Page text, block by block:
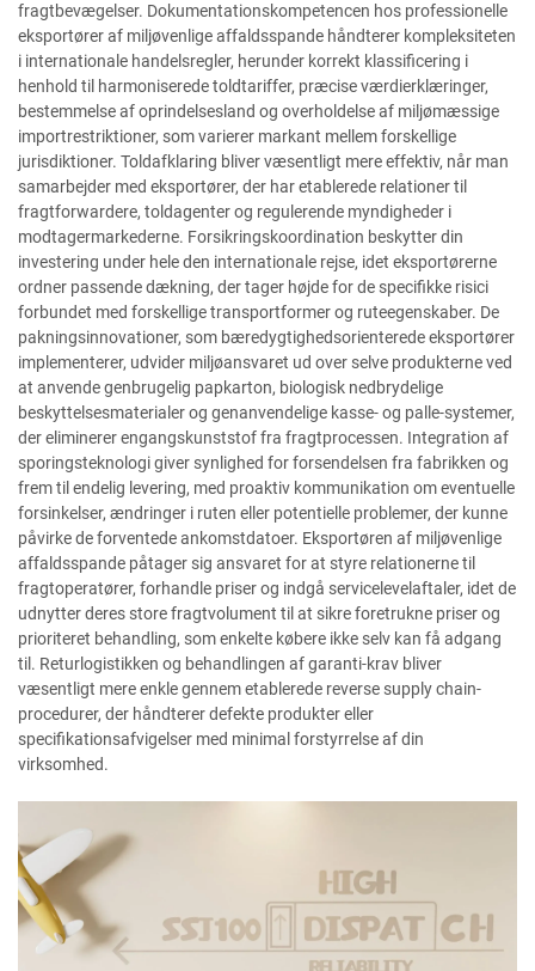
fragtbevægelser. Dokumentationskompetencen hos professionelle
eksportører af miljøvenlige affaldsspande håndterer kompleksiteten
i internationale handelsregler, herunder korrekt klassificering i
henhold til harmoniserede toldtariffer, præcise værdierklæringer,
bestemmelse af oprindelsesland og overholdelse af miljømæssige
importrestriktioner, som varierer markant mellem forskellige
jurisdiktioner. Toldafklaring bliver væsentligt mere effektiv, når man
samarbejder med eksportører, der har etablerede relationer til
fragtforwardere, toldagenter og regulerende myndigheder i
modtagermarkederne. Forsikringskoordination beskytter din
investering under hele den internationale rejse, idet eksportørerne
ordner passende dækning, der tager højde for de specifikke risici
forbundet med forskellige transportformer og ruteegenskaber. De
pakningsinnovationer, som bæredygtighedsorienterede eksportører
implementerer, udvider miljøansvaret ud over selve produkterne ved
at anvende genbrugelig papkarton, biologisk nedbrydelige
beskyttelsesmaterialer og genanvendelige kasse- og palle-systemer,
der eliminerer engangskunststof fra fragtprocessen. Integration af
sporingsteknologi giver synlighed for forsendelsen fra fabrikken og
frem til endelig levering, med proaktiv kommunikation om eventuelle
forsinkelser, ændringer i ruten eller potentielle problemer, der kunne
påvirke de forventede ankomstdatoer. Eksportøren af miljøvenlige
affaldsspande påtager sig ansvaret for at styre relationerne til
fragtoperatører, forhandle priser og indgå servicelevelaftaler, idet de
udnytter deres store fragtvolument til at sikre foretrukne priser og
prioriteret behandling, som enkelte købere ikke selv kan få adgang
til. Returlogistikken og behandlingen af garanti-krav bliver
væsentligt mere enkle gennem etablerede reverse supply chain-
procedurer, der håndterer defekte produkter eller
specifikationsafvigelser med minimal forstyrrelse af din
virksomhed.